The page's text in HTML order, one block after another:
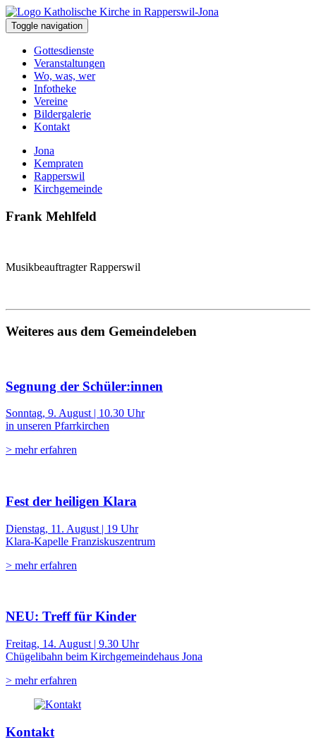
Toggle navigation
Gottesdienste
Veranstaltungen
Wo, was, wer
Infotheke
Vereine
Bildergalerie
Kontakt
Jona
Kempraten
Rapperswil
Kirchgemeinde
Frank Mehlfeld
Musikbeauftragter Rapperswil
Weiteres aus dem Gemeindeleben
Segnung der Schüler:innen
Sonntag, 9. August | 10.30 Uhr
in unseren Pfarrkirchen
> mehr erfahren
Fest der heiligen Klara
Dienstag, 11. August | 19 Uhr
Klara-Kapelle Franziskuszentrum
> mehr erfahren
NEU: Treff für Kinder
Freitag, 14. August | 9.30 Uhr
Chügelibahn beim Kirchgemeindehaus Jona
> mehr erfahren
Kontakt